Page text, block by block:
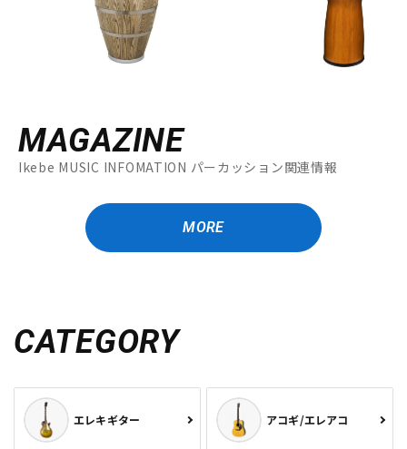
MAGAZINE
Ikebe MUSIC INFOMATION パーカッション関連情報
MORE
CATEGORY
エレキギター アコギ/エレアコ